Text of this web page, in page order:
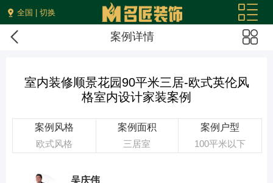
全国 | 切换
案例详情
室内装修顺景花园90平米三居-欧式英伦风
格室内设计家装案例
案例风格
欧式风格
案例面积
三居室
案例户型
100平米以下
吴庆伟